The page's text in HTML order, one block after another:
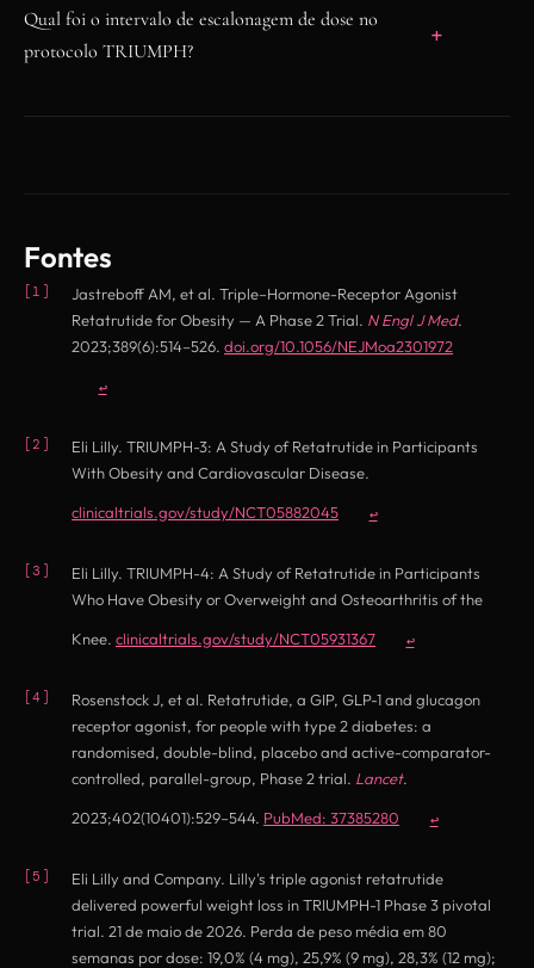
subcutânea, com intervalo fixo de 7 dias entre
as doses. Esta é a descrição do desenho do
Qual foi o intervalo de escalonagem de dose no
protocolo TRIUMPH?
aumento seguinte. Estes são dados do
desenho do ensaio, relatados para fins de
pesquisa.
Fontes
Jastreboff AM, et al. Triple–Hormone-Receptor Agonist
Retatrutide for Obesity — A Phase 2 Trial. N Engl J Med.
2023;389(6):514–526. doi.org/10.1056/NEJMoa2301972(opens in
↩
Eli Lilly. TRIUMPH-3: A Study of Retatrutide in Participants
With Obesity and Cardiovascular Disease.
clinicaltrials.gov/study/NCT05882045
↩
Eli Lilly. TRIUMPH-4: A Study of Retatrutide in Participants
Who Have Obesity or Overweight and Osteoarthritis of the
Knee. clinicaltrials.gov/study/NCT05931367
↩
Rosenstock J, et al. Retatrutide, a GIP, GLP-1 and glucagon
receptor agonist, for people with type 2 diabetes: a
randomised, double-blind, placebo and active-comparator-
controlled, parallel-group, Phase 2 trial. Lancet.
2023;402(10401):529–544. PubMed: 37385280
↩
Eli Lilly and Company. Lilly's triple agonist retatrutide
delivered powerful weight loss in TRIUMPH-1 Phase 3 pivotal
trial. 21 de maio de 2026. Perda de peso média em 80
semanas por dose: 19,0% (4 mg), 25,9% (9 mg), 28,3% (12 mg);